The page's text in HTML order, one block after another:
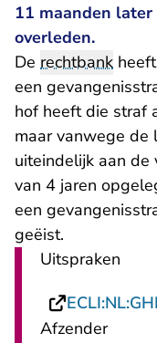
11 maanden
overleden.
De rechtbank
een
hof heeft die straf
maar vanwege de
uiteindelijk aan de
van 4 jaren
een
geëist.
Uitspraken
Afzender